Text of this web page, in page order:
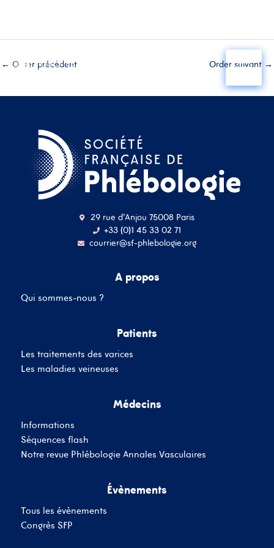
← Order précédent Order suivant →
29 rue d'Anjou 75008 Paris
+33 (0)1 45 33 02 71
courrier@sf-phlebologie.org
A propos
Qui sommes-nous ?
Patients
Les traitements des varices
Les maladies veineuses
Médecins
Informations
Séquences flash
Notre revue Phlébologie Annales Vasculaires
Évènements
Tous les évènements
Congrès SFP
adresse mail
Se souvenir de moi
SE CONNECTER
Inscrivez-Vous